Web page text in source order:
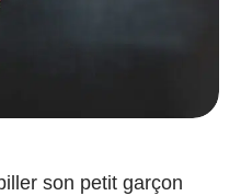
son petit garçon